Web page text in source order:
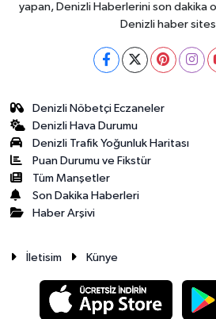
yapan, Denizli Haberlerini son dakika
Denizli haber
Denizli Nöbetçi Eczaneler
Denizli Hava Durumu
Denizli Trafik Yoğunluk Haritası
Puan Durumu ve Fikstür
Tüm Manşetler
Son Dakika Haberleri
Haber Arşivi
İletisim Künye